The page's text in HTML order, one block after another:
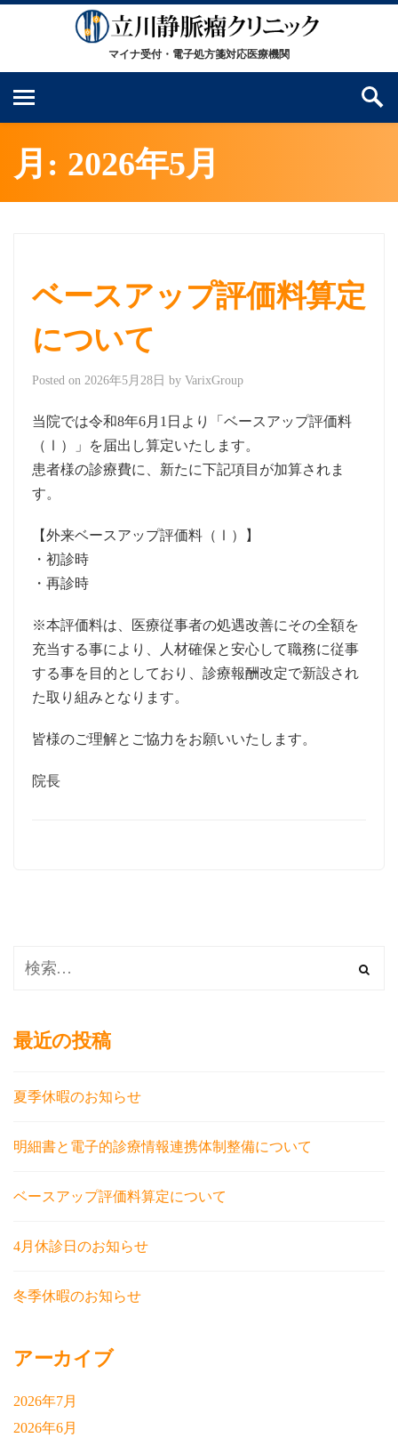
月: 2026年5月
ベースアップ評価料算定
について
Posted on 2026年5月28日 by VarixGroup
当院では令和8年6月1日より「ベースアップ評価料
（Ⅰ）」を届出し算定いたします。
患者様の診療費に、新たに下記項目が加算されま
す。
【外来ベースアップ評価料（Ⅰ）】
・初診時
・再診時
※本評価料は、医療従事者の処遇改善にその全額を
充当する事により、人材確保と安心して職務に従事
する事を目的としており、診療報酬改定で新設され
た取り組みとなります。
皆様のご理解とご協力をお願いいたします。
院長
最近の投稿
夏季休暇のお知らせ
明細書と電子的診療情報連携体制整備について
ベースアップ評価料算定について
4月休診日のお知らせ
冬季休暇のお知らせ
アーカイブ
2026年7月
2026年6月